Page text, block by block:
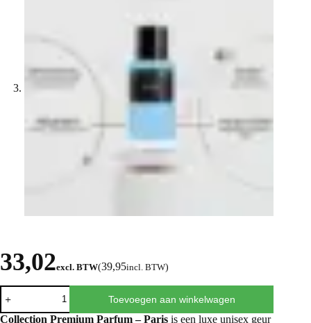
33,02excl. BTW(39,95incl. BTW)
Toevoegen aan winkelwagen
Collection Premium Parfum – Paris is een luxe unisex geur